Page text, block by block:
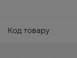
Код товару